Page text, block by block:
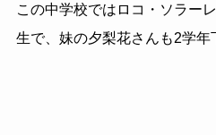
この中学校ではロコ・ソラー
生で、妹の夕梨花さんも2学年